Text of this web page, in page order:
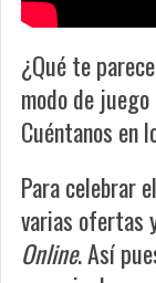
¿Qué te
modo de
Cuéntanos en
Para celebrar
varias ofertas
Online. Así